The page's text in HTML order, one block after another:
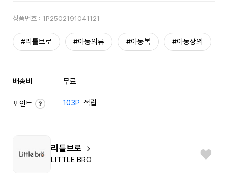
상품번호 : 1P2502191041121
#리틀브로 #아동의류 #아동복 #아동상의
배송비 무료
포인트 103P 적립
리틀브로
LITTLE BRO